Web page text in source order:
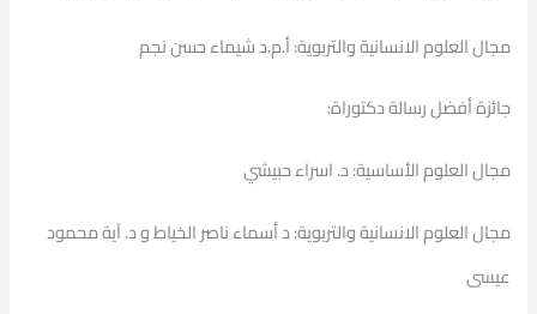
مجال العلوم الانسانية والتربوية: أ.م.د شيماء حسن نجم
جائزة أفضل رسالة دكتوراة:
مجال العلوم الأساسية: د. اسراء حبيشي
مجال العلوم الانسانية والتربوية: د أسماء ناصر الخياط و د. آية محمود
عيسى